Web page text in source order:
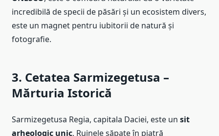
incredibilă de specii de păsări și un ecosistem divers,
este un magnet pentru iubitorii de natură și
fotografie.
3. Cetatea Sarmizegetusa –
Mărturia Istorică
Sarmizegetusa Regia, capitala Daciei, este un sit
arheologic unic. Ruinele săpate în piatră